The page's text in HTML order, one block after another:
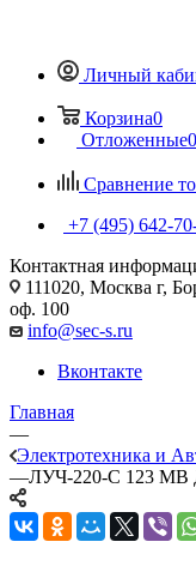
Личный
Корзина0
Отложенные0
Сравнение
+7 (495) 642-
Контактная
111020, Москва г,
оф. 100
info@sec-s.ru
Вконтакте
Главная
—
Электротехника и
—ЛУЧ-220-С 123